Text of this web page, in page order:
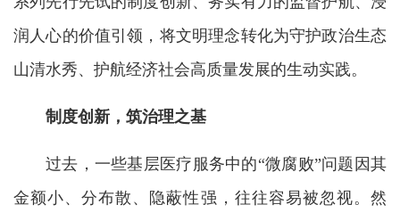
润人心的价值引领，将文明理念转化为守护政治生态
山清水秀、护航经济社会高质量发展的生动实践。
制度创新，筑治理之基
过去，一些基层医疗服务中的“微腐败”问题因其
金额小、分布散、隐蔽性强，往往容易被忽视。然